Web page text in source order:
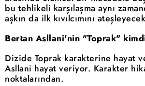
bu tehlikeli karşılaşma aynı
aşkın da ilk kıvılcımını
Bertan Asllani'nin "Toprak"
Dizide Toprak karakterine hayat
Asllani hayat veriyor. Karakter
noktalarından.